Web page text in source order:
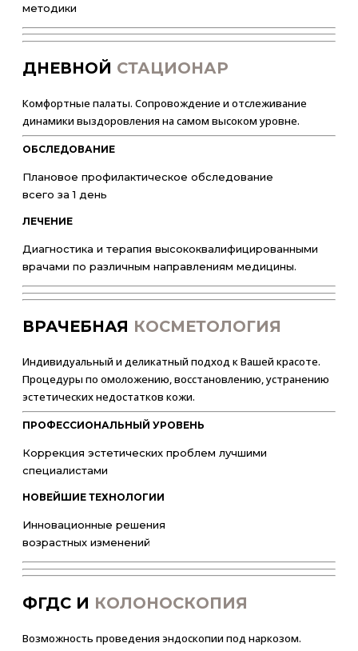
методики
ДНЕВНОЙ СТАЦИОНАР
Комфортные палаты. Сопровождение и отслеживание
динамики выздоровления на самом высоком уровне.
ОБСЛЕДОВАНИЕ
Плановое профилактическое обследование
всего за 1 день
ЛЕЧЕНИЕ
Диагностика и терапия высококвалифицированными
врачами по различным направлениям медицины.
ВРАЧЕБНАЯ КОСМЕТОЛОГИЯ
Индивидуальный и деликатный подход к Вашей красоте.
Процедуры по омоложению, восстановлению, устранению
эстетических недостатков кожи.
ПРОФЕССИОНАЛЬНЫЙ УРОВЕНЬ
Коррекция эстетических проблем лучшими
специалистами
НОВЕЙШИЕ ТЕХНОЛОГИИ
Инновационные решения
возрастных изменений
ФГДС И КОЛОНОСКОПИЯ
Возможность проведения эндоскопии под наркозом.